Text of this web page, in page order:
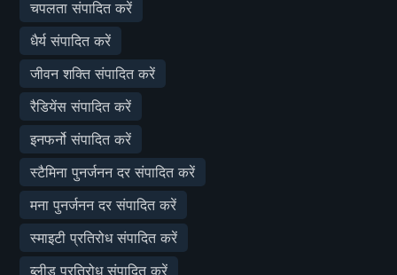
चपलता संपादित करें
धैर्य संपादित करें
जीवन शक्ति संपादित करें
रैडियेंस संपादित करें
इनफर्नो संपादित करें
स्टैमिना पुनर्जनन दर संपादित करें
मना पुनर्जनन दर संपादित करें
स्माइटी प्रतिरोध संपादित करें
ब्लीड प्रतिरोध संपादित करें